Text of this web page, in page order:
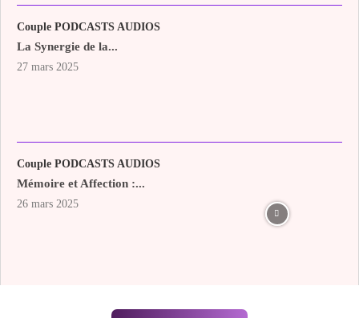
Couple PODCASTS AUDIOS
La Synergie de la...
27 mars 2025
Couple PODCASTS AUDIOS
Mémoire et Affection :...
26 mars 2025